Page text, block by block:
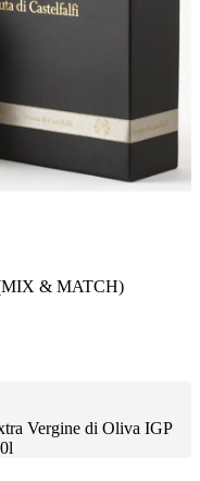
& MATCH)
Vergine di Oliva IGP